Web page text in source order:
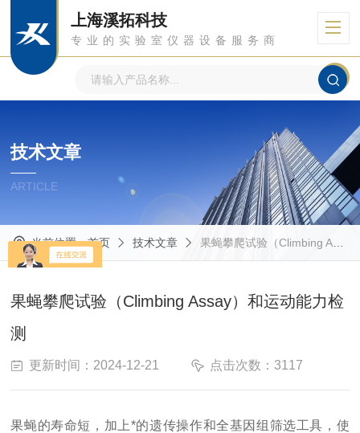
上海溪拓科技
专业的实验室仪器设备服务商
技术文章
ARTICLE
当前位置：首页 技术文章 果蝇攀爬试验（Climbing Assay）和运动能力检测
果蝇攀爬试验（Climbing Assay）和运动能力检
测
更新时间：2024-12-21 点击次数：3117
果蝇的寿命短，加上*的遗传操作和全基因组筛选工具，使